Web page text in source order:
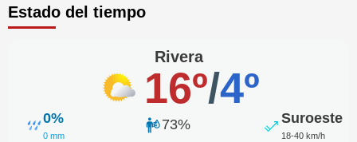
Estado del tiempo
Rivera
16º/4º
0%
0 mm
73% Suroeste
18-40 km/h